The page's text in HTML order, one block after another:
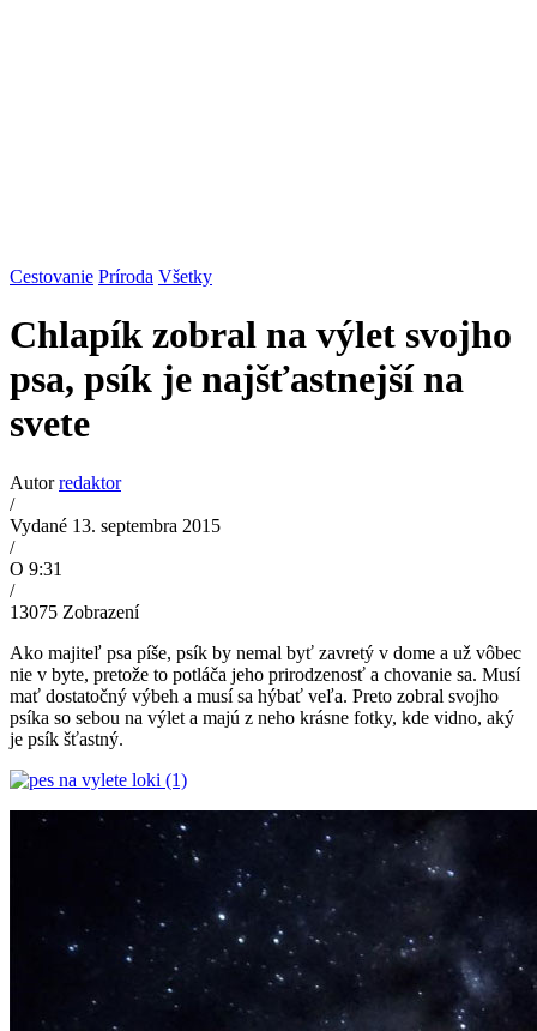
Cestovanie Príroda Všetky
Chlapík zobral na výlet svojho
psa, psík je najšťastnejší na
svete
Autorredaktor
/
Vydané 13. septembra 2015
/
O 9:31
/
13075 Zobrazení
Ako majiteľ psa píše, psík by nemal byť zavretý v dome a už vôbec
nie v byte, pretože to potláča jeho prirodzenosť a chovanie sa. Musí
mať dostatočný výbeh a musí sa hýbať veľa. Preto zobral svojho
psíka so sebou na výlet a majú z neho krásne fotky, kde vidno, aký
je psík šťastný.